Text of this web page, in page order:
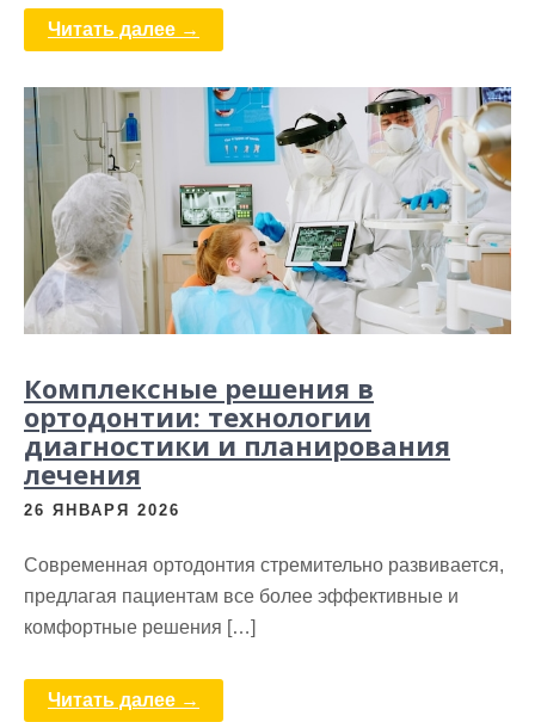
Читать далее →
Комплексные решения в
ортодонтии: технологии
диагностики и планирования
лечения
26 ЯНВАРЯ 2026
Современная ортодонтия стремительно развивается,
предлагая пациентам все более эффективные и
комфортные решения […]
Читать далее →